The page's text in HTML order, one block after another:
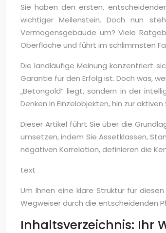
Sie haben den ersten,
wichtiger Meilenstein. Doch nun
Vermögensgebäude um? Viele
Oberfläche und führt im schlimmsten
Die landläufige Meinung konzentriert
Garantie für den Erfolg ist. Doch was,
„Betongold“ liegt, sondern in der
Denken in Einzelobjekten, hin zur
Dieser Artikel führt Sie über die
umsetzen, indem Sie Assetklassen,
negativen Korrelation, definieren die
text
Um Ihnen eine klare Struktur für
Wegweiser durch die entscheidenden
Inhaltsverzeichnis: Ihr